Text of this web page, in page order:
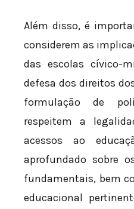
Além disso, é
considerem as
das escolas cívico-
defesa dos direitos
formulação de
respeitem a
acessos ao
aprofundado sobre
fundamentais, bem
educacional